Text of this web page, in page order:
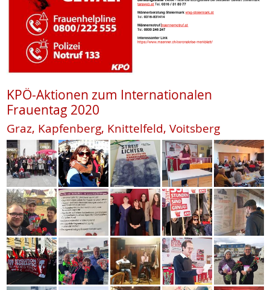
KPÖ-Aktionen zum Internationalen
Frauentag 2020
Graz, Kapfenberg, Knittelfeld, Voitsberg